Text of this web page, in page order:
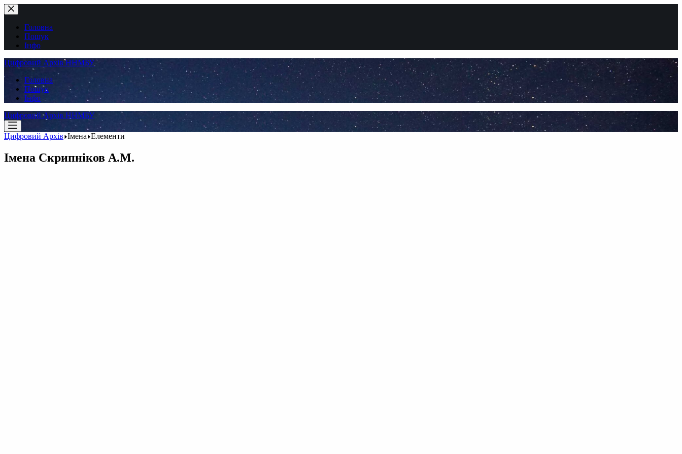
Перейти
до
вмістуГоловна
Пошук
Інфо
Цифровий Архів ННМБУ
Головна
Пошук
Інфо
Цифровий Архів ННМБУ
Цифровий Архів Імена Елементи
Імена Скрипніков А.М.